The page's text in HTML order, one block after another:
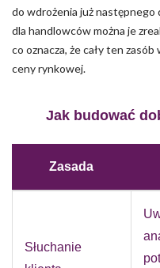
do wdrożenia już następnego
dla handlowców można je
co oznacza, że cały ten
ceny rynkowej.
Jak budować
Zasada
Słuchanie